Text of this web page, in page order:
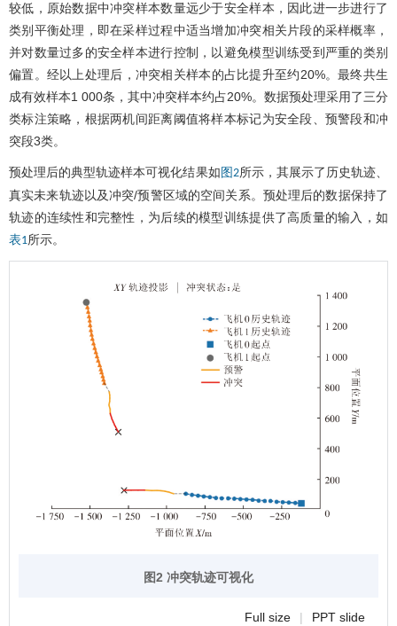
较低，原始数据中冲突样本数量远少于安全样本，因此进一步进行了
类别平衡处理，即在采样过程中适当增加冲突相关片段的采样概率，
并对数量过多的安全样本进行控制，以避免模型训练受到严重的类别
偏置。经以上处理后，冲突相关样本的占比提升至约20%。最终共生
成有效样本1 000条，其中冲突样本约占20%。数据预处理采用了三分
类标注策略，根据两机间距离阈值将样本标记为安全段、预警段和冲
突段3类。
预处理后的典型轨迹样本可视化结果如 图2所示，其展示了历史轨迹、
真实未来轨迹以及冲突/预警区域的空间关系。预处理后的数据保持了
轨迹的连续性和完整性，为后续的模型训练提供了高质量的输入，如
表1所示。
图2 冲突轨迹可视化
Full size | PPT slide